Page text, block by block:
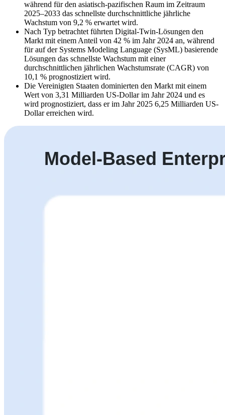
während für den asiatisch-pazifischen Raum im Zeitraum
2025–2033 das schnellste durchschnittliche jährliche
Wachstum von 9,2 % erwartet wird.
Nach Typ betrachtet führten Digital-Twin-Lösungen den
Markt mit einem Anteil von 42 % im Jahr 2024 an, während
für auf der Systems Modeling Language (SysML) basierende
Lösungen das schnellste Wachstum mit einer
durchschnittlichen jährlichen Wachstumsrate (CAGR) von
10,1 % prognostiziert wird.
Die Vereinigten Staaten dominierten den Markt mit einem
Wert von 3,31 Milliarden US-Dollar im Jahr 2024 und es
wird prognostiziert, dass er im Jahr 2025 6,25 Milliarden US-
Dollar erreichen wird.